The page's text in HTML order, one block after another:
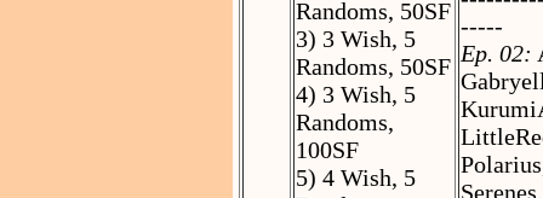
Randoms, 50SF
3) 3 Wish, 5
Randoms, 50SF
4) 3 Wish, 5
Randoms,
100SF
5) 4 Wish, 5
-----
Ep. 02: